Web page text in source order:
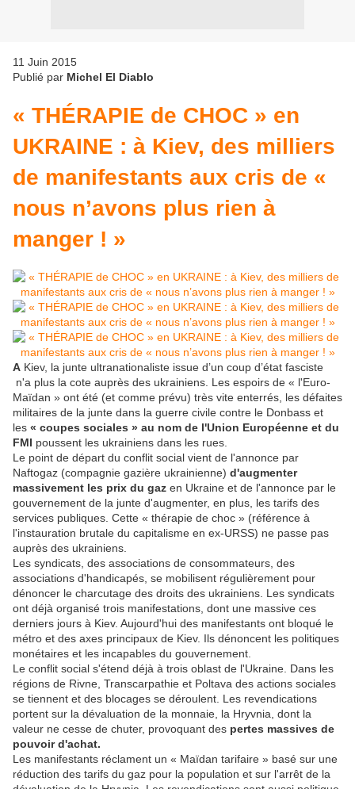
11 Juin 2015
Publié par Michel El Diablo
« THÉRAPIE de CHOC » en
UKRAINE : à Kiev, des milliers
de manifestants aux cris de «
nous n’avons plus rien à
manger ! »
A Kiev, la junte ultranationaliste issue d’un coup d’état fasciste
n'a plus la cote auprès des ukrainiens. Les espoirs de « l'Euro-
Maïdan » ont été (et comme prévu) très vite enterrés, les défaites
militaires de la junte dans la guerre civile contre le Donbass et
les « coupes sociales » au nom de l'Union Européenne et du
FMI poussent les ukrainiens dans les rues.
Le point de départ du conflit social vient de l'annonce par
Naftogaz (compagnie gazière ukrainienne) d'augmenter
massivement les prix du gaz en Ukraine et de l'annonce par le
gouvernement de la junte d'augmenter, en plus, les tarifs des
services publiques. Cette « thérapie de choc » (référence à
l'instauration brutale du capitalisme en ex-URSS) ne passe pas
auprès des ukrainiens.
Les syndicats, des associations de consommateurs, des
associations d'handicapés, se mobilisent régulièrement pour
dénoncer le charcutage des droits des ukrainiens. Les syndicats
ont déjà organisé trois manifestations, dont une massive ces
derniers jours à Kiev. Aujourd'hui des manifestants ont bloqué le
métro et des axes principaux de Kiev. Ils dénoncent les politiques
monétaires et les incapables du gouvernement.
Le conflit social s'étend déjà à trois oblast de l'Ukraine. Dans les
régions de Rivne, Transcarpathie et Poltava des actions sociales
se tiennent et des blocages se déroulent. Les revendications
portent sur la dévaluation de la monnaie, la Hryvnia, dont la
valeur ne cesse de chuter, provoquant des pertes massives de
pouvoir d'achat.
Les manifestants réclament un « Maïdan tarifaire » basé sur une
réduction des tarifs du gaz pour la population et sur l'arrêt de la